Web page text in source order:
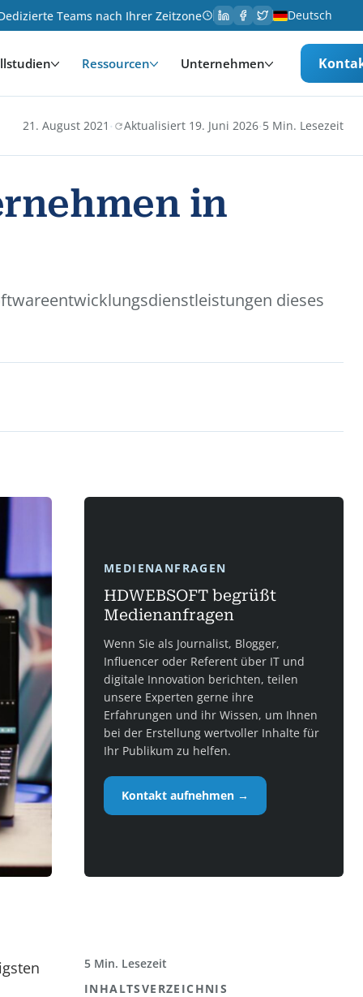
Teams nach Ihrer Zeitzone Deutsch
Ressourcen Unternehmen
21. August 2021 · Aktualisiert 19. Juni 2026·5 Min. Lesezeit
in
dieses
MEDIENANFRAGEN
HDWEBSOFT begrüßt
Medienanfragen
Wenn Sie als Journalist, Blogger,
Influencer oder Referent über IT und
digitale Innovation berichten, teilen
unsere Experten gerne ihre
Erfahrungen und ihr Wissen, um Ihnen
bei der Erstellung wertvoller Inhalte für
Ihr Publikum zu helfen.
Kontakt aufnehmen →
5 Min. Lesezeit
INHALTSVERZEICHNIS